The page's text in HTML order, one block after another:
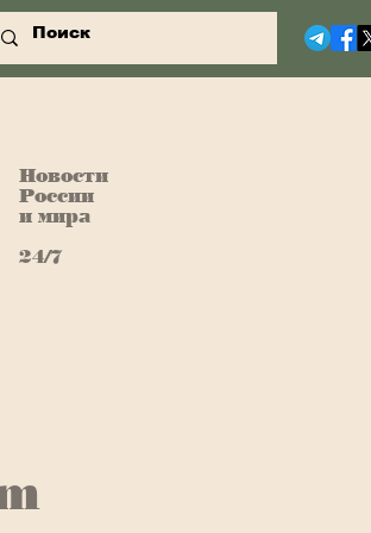
Новости
России
и мира
24/7